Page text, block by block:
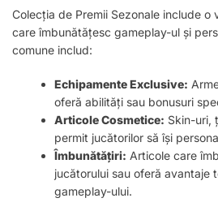
Colecția de Premii Sezonale include o
care îmbunătățesc gameplay-ul și
comune includ:
Echipamente Exclusive:
oferă abilități sau bonusuri
Articole Cosmetice: Skin-uri,
permit jucătorilor să își
Îmbunătățiri: Articole care
jucătorului sau oferă avantaje
gameplay-ului.